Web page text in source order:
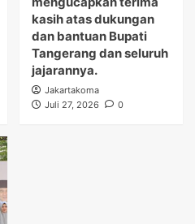
kasih atas dukungan
dan bantuan Bupati
Tangerang dan seluruh
jajarannya.
Jakartakoma
Juli 27, 2026
0